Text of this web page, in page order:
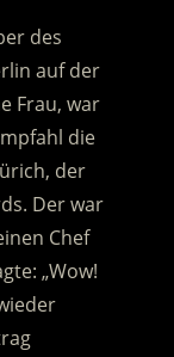
des
auf der
Frau, war
die
der
Der war
Chef
„Wow!